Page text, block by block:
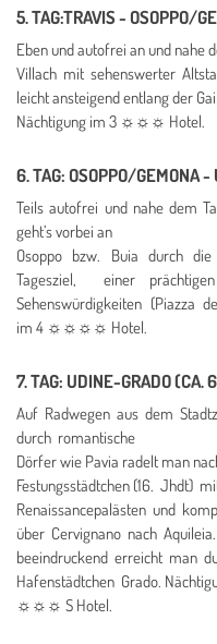
5. TAG:TRAVIS - OSOPPO/
Eben und autofrei an und nahe
Villach mit sehenswerter
leicht ansteigend entlang der
Nächtigung im 3 ☼☼☼ Hotel.
6. TAG: OSOPPO/GEMONA
Teils autofrei und nahe dem
geht’s vorbei an
Osoppo bzw. Buia durch
Tagesziel, einer
Sehenswürdigkeiten (Piazza
im 4 ☼☼☼☼ Hotel.
7. TAG: UDINE-GRADO (CA.
Auf Radwegen aus dem
durch romantische
Dörfer wie Pavia radelt man
Festungsstädtchen (16. Jhdt)
Renaissancepalästen und
über Cervignano nach
beeindruckend erreicht man
Hafenstädtchen Grado.
☼☼☼ S Hotel.